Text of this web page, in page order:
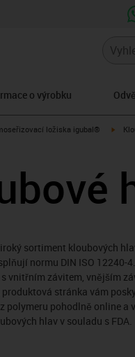
o výrobku
arrow-rightložiska igubal®
sortiment kloubových
normu DIN ISO
vnitřním závitem, vnějším
stránka vám
polymeru pohodlně online a
hlav v souladu s FDA.